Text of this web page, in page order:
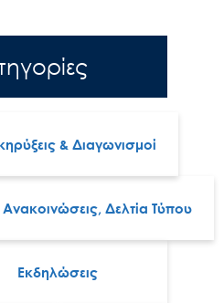
& Διαγωνισμοί
Δελτία Τύπου
Εκδηλώσεις